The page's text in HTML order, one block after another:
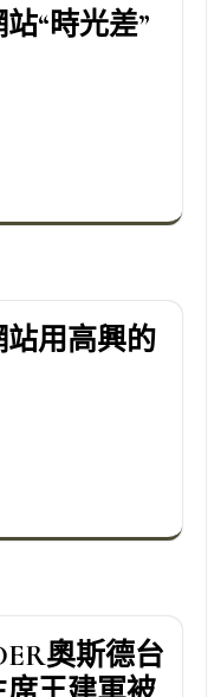
“時光差”
用高興的
奧斯德台